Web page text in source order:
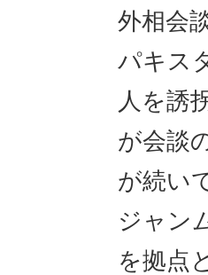
外相会
パキス
人を誘
が会談
が続い
ジャン
を拠点